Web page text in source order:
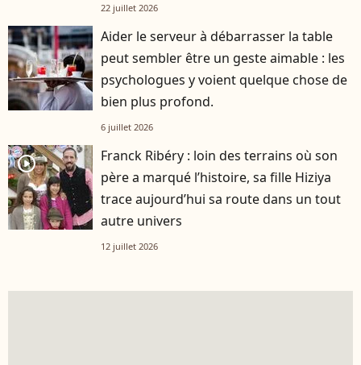
22 juillet 2026
Aider le serveur à débarrasser la table
peut sembler être un geste aimable : les
psychologues y voient quelque chose de
bien plus profond.
6 juillet 2026
player2
Franck Ribéry : loin des terrains où son
père a marqué l’histoire, sa fille Hiziya
trace aujourd’hui sa route dans un tout
autre univers
12 juillet 2026